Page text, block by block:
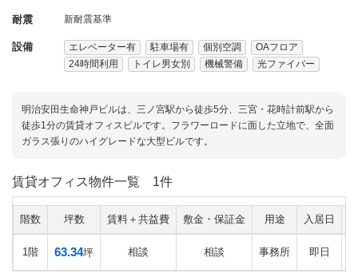
耐震 新耐震基準
設備 エレベーター有 駐車場有 個別空調
OAフロア
24時間利用
トイレ男女別 機械警備 光ファイバー
明治安田生命神戸ビルは、三ノ宮駅から徒歩5分、三宮・花時計前駅から
徒歩1分の賃貸オフィスビルです。フラワーロードに面した立地で、全面
ガラス張りのハイグレードな大型ビルです。
賃貸オフィス物件一覧 1件
階数 坪数 賃料＋共益費 敷金・保証金 用途 入居日
1階 63.34坪 相談 相談 事務所 即日